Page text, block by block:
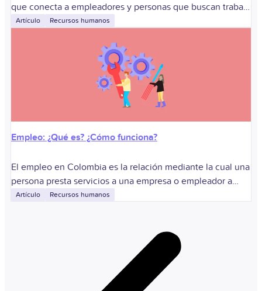
que conecta a empleadores y personas que buscan trabajo
mediante una red de prestadores autorizados. Sirve para
Artículo Recursos humanos
Empleo: ¿Qué es? ¿Cómo funciona?
El empleo en Colombia es la relación mediante la cual una
persona presta servicios a una empresa o empleador a
cambio de remuneración, bajo condiciones definidas.
Artículo Recursos humanos